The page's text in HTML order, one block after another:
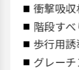
衝撃吸
階段すべ
歩行用誘
グレー